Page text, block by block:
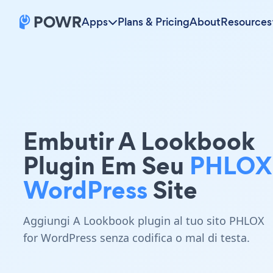
Apps Plans & PricingAboutResources
Embutir A Lookbook
Plugin Em Seu
WordPressSite
Aggiungi A Lookbook plugin al tuo sito PHLOX
for WordPress senza codifica o mal di testa.